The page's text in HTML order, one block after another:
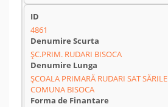
4861
ŞC.PRIM. RUDARI BISOCA
ŞCOALA PRIMARĂ RUDARI SAT SĂRILE
COMUNA BISOCA